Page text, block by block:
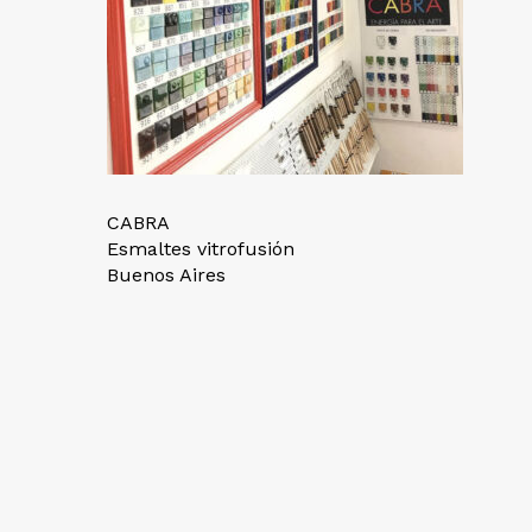
CABRA
Esmaltes vitrofusión
Buenos Aires